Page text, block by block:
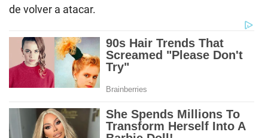
de volver a atacar.